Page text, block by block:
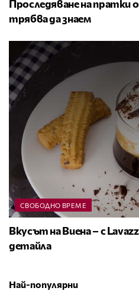
Проследяване на пратки
трябва да знаем
СВОБОДНО ВРЕМЕ
Вкусът на Виена – с
детайла
Най-популярни